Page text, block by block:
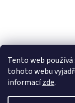
Tento web
tohoto webu
informacízde.